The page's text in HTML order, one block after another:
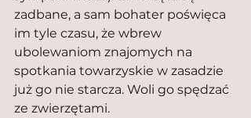
zadbane, a sam bohater poświęca
im tyle czasu, że wbrew
ubolewaniom znajomych na
spotkania towarzyskie w zasadzie
już go nie starcza. Woli go spędzać
ze zwierzętami.